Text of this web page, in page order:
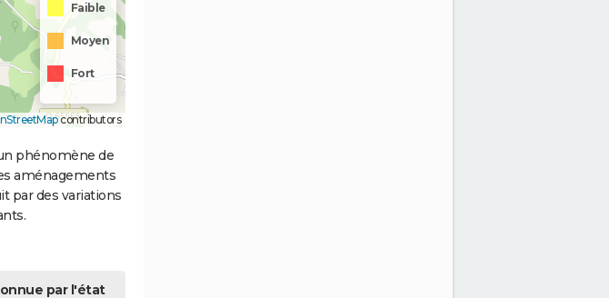
Faible
Moyen
Fort
contributors
phénomène de
aménagements
par des variations
par l'état